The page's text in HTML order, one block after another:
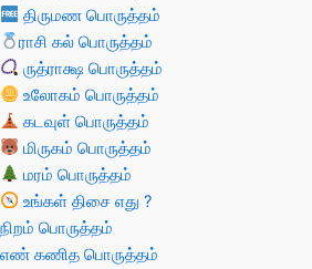
திருமண பொருத்தம்
ராசி கல் பொருத்தம்
ருத்ராக்ஷ பொருத்தம்
உலோகம் பொருத்தம்
கடவுள் பொருத்தம்
மிருகம் பொருத்தம்
மரம் பொருத்தம்
உங்கள் திசை எது ?
நிறம் பொருத்தம்
எண் கணித பொருத்தம்